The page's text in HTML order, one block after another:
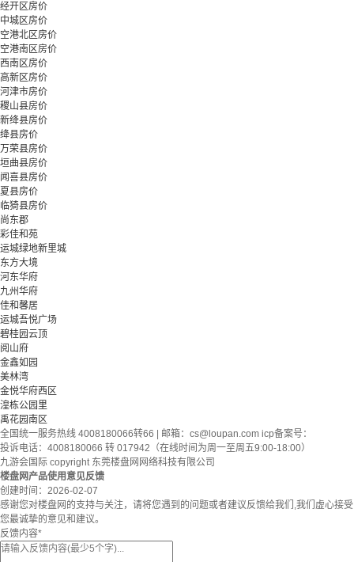
经开区房价
中城区房价
空港北区房价
空港南区房价
西南区房价
高新区房价
河津市房价
稷山县房价
新绛县房价
绛县房价
万荣县房价
垣曲县房价
闻喜县房价
夏县房价
临猗县房价
尚东郡
彩佳和苑
运城绿地新里城
东方大境
河东华府
九州华府
佳和馨居
运城吾悦广场
碧桂园云顶
阅山府
金鑫如园
美林湾
金悦华府西区
湟栋公园里
禹花园南区
全国统一服务热线 4008180066转66 | 邮箱： cs@loupan.com icp备案号：
投诉电话：4008180066 转 017942（在线时间为周一至周五9:00-18:00）
九游会国际 copyright 东莞楼盘网网络科技有限公司
楼盘网产品使用意见反馈
创建时间： 2026-02-07
感谢您对楼盘网的支持与关注，请将您遇到的问题或者建议反馈给我们,我们虚心接受
您最诚挚的意见和建议。
反馈内容*